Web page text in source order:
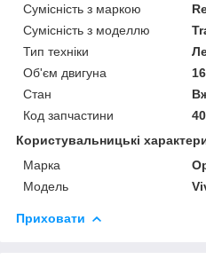
Сумісність з маркою
Сумісність з моделлю
Тип техніки
Об'єм двигуна
Стан
Код запчастини
Користувальницькі
Марка
Модель
Приховати